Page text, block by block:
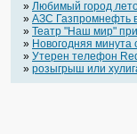
» Любимый город
» АЗС Газпромнефть
» Театр "Наш мир"
» Новогодняя минута
» Утерен телефон
» розыгрыш или